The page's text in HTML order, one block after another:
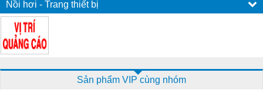
Nồi hơi - Trang thiết bị
Sản phẩm VIP cùng nhóm